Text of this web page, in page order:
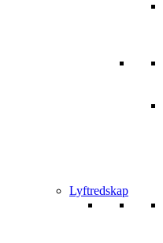
Lyftredskap